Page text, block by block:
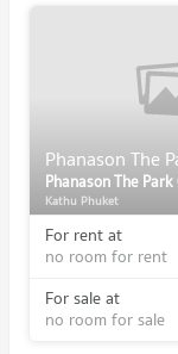
Kathu Phuket
For rent at
no room for rent
For sale at
no room for sale